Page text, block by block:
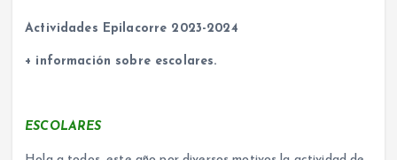
Actividades Epilacorre 2023-2024
+ información sobre escolares.
ESCOLARES